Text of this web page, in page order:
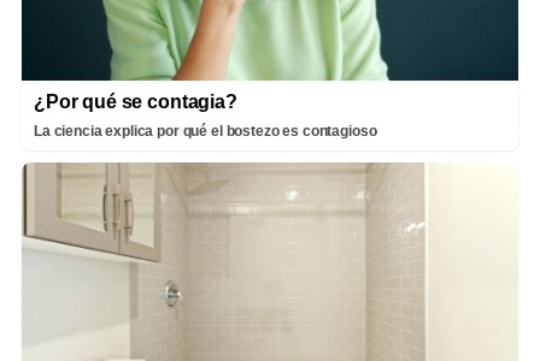
¿Por qué se contagia?
La ciencia explica por qué el bostezo es contagioso